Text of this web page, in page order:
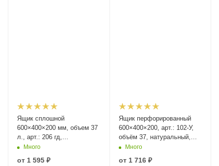
Ящик сплошной
600×400×200 мм, объем 37
л., арт.: 206 гд,
натуральный, код: 09672
Много
от 1 595 ₽
Ящик перфорированный
600×400×200, арт.: 102-У,
объём 37, натуральный,
код: 09227
Много
от 1 716 ₽